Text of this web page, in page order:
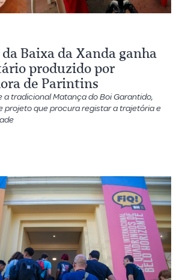
Baixa da Xanda ganha
produzido por
de Parintins
a tradicional Matança do Boi Garantido,
projeto que procura registar a trajetória e